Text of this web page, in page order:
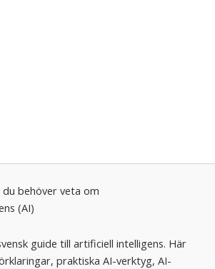
guide till artificiell intelligens. Här
praktiska AI-verktyg, AI-